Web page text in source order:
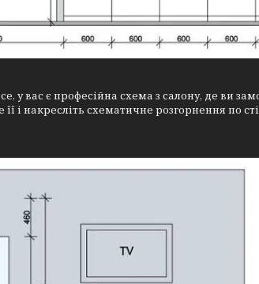
у вас є професійна схема з салону, де ви
накресліть схематичне розгорнення по